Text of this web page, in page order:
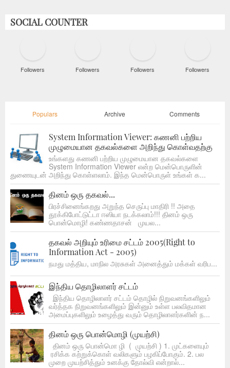
SOCIAL COUNTER
Followers Followers Followers Followers
Populars Archive Comments
System Information Viewer: கணனி பற்றிய
முழுமையான தகவல்களை அறிந்து கொள்வதற்கு
உங்களது கணனி பற்றிய முழுமையான தகவல்களை
System Information Viewer என்ற மென்பொருளின்
துணையுடன் அறிந்து கொள்ளலாம். இந்த மென்பொருள் உங்கள் க...
தினம் ஒரு தகவல்...
பிரச்சினைங்கறது அறுந்த செருப்பு மாதிரி !! அதை
தூக்கிபோட்டுட்டா ஈஸியா நடக்கலாம்!!! தினம் ஒரு
பொன்மொழி! கண்ணதாசன் முயல...
தகவல் அறியும் உரிமை சட்டம் 2005(Right to
Information Act - 2005)
நமது மத்திய, மாநில அரசுகள் அனைத்தும் மக்கள் வரிப...
இந்திய தொழிலாளர் சட்டம்
இந்திய தொழிலாளர் சட்டம் தொழில் நிறுவனங்களிலும்
வர்த்தக நிறுவனங்களிலும் இன்னும் உள்ள பலவிதமான
அமைப்புகளிலும் உழைத்து வரும் தொழிலாளர்களின் ந...
தினம் ஒரு பொன்மொழி (முயற்சி)
தினம் ஒரு பொன்மொ ழி ( முயற்சி ) 1. முட்களையும்
ரசிக்க கற்றுக்கொள் வலிகளும் பழகிப்போகும். 2. பல
முறை முயற்சித்தும் உனக்கு தோல்வி என்றால்...